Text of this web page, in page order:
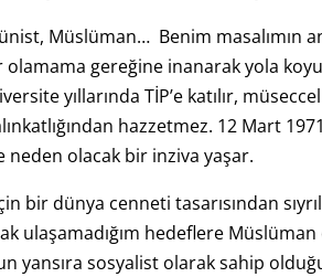
Müslüman… Benim masalımın
olamama gereğine inanarak yola
yıllarında TİP’e katılır,
hazzetmez. 12 Mart
neden olacak bir inziva yaşar.
bir dünya cenneti tasarısından
ulaşamadığım hedeflere Müslüman
yansıra sosyalist olarak sahip